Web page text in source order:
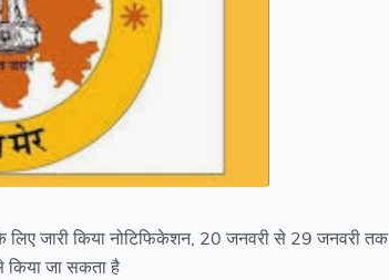
लिए जारी किया नोटिफिकेशन, 20 जनवरी से 29 जनवरी तक
जा सकता है